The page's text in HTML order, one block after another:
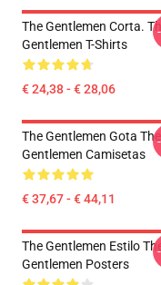
The Gentlemen Corta.
Gentlemen T-Shirts
€ 24,38 - € 28,06
The Gentlemen Gota The
Gentlemen Camisetas
€ 37,67 - € 44,11
The Gentlemen Estilo
Gentlemen Posters